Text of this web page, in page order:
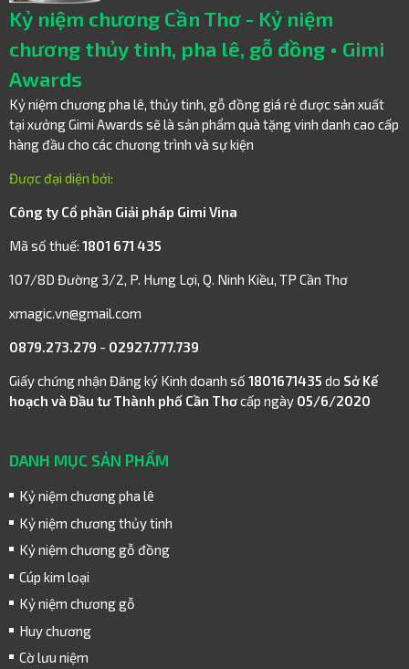
Kỷ niệm chương Cần Thơ - Kỷ niệm
chương thủy tinh, pha lê, gỗ đồng • Gimi
Awards
Kỷ niệm chương pha lê, thủy tinh, gỗ đồng giá rẻ được sản xuất
tại xưởng Gimi Awards sẽ là sản phẩm quà tặng vinh danh cao cấp
hàng đầu cho các chương trình và sự kiện
Được đại diện bởi:
Công ty Cổ phần Giải pháp Gimi Vina
Mã số thuế: 1801 671 435
107/8D Đường 3/2, P. Hưng Lợi, Q. Ninh Kiều, TP Cần Thơ
xmagic.vn@gmail.com
0879.273.279 - 02927.777.739
Giấy chứng nhận Đăng ký Kinh doanh số 1801671435 do Sở Kế
hoạch và Đầu tư Thành phố Cần Thơcấp ngày 05/6/2020
DANH MỤC SẢN PHẨM
Kỷ niệm chương pha lê
Kỷ niệm chương thủy tinh
Kỷ niệm chương gỗ đồng
Cúp kim loại
Kỷ niệm chương gỗ
Huy chương
Cờ lưu niệm